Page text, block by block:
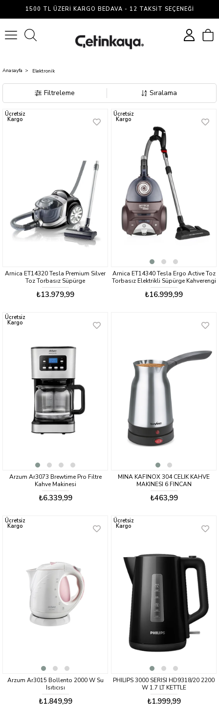
1500 TL ÜZERI KARGO BEDAVA - 12 TAKSIT SEÇENEĞI
Anasayfa Elektronik
Filtreleme Sıralama
Arnica ET14320 Tesla Premium Silver
Toz Torbasız Süpürge
₺13.979,99
Ücretsiz
Kargo
Arnica ET14340 Tesla Ergo Active Toz
Torbasız Elektrikli Süpürge Kahverengi
₺16.999,99
Ücretsiz
Kargo
Arzum Ar3073 Brewtime Pro Filtre
Kahve Makinesi
₺6.339,99
Ücretsiz
Kargo
MINA KAFINOX 304 CELIK KAHVE
MAKINESI 6 FINCAN
₺463,99
Arzum Ar3015 Bollento 2000 W Su
Isıtıcısı
₺1.849,99
Ücretsiz
Kargo
PHILIPS 3000 SERISI HD9318/20 2200
W 1.7 LT KETTLE
₺1.999,99
Ücretsiz
Kargo
Elektronik